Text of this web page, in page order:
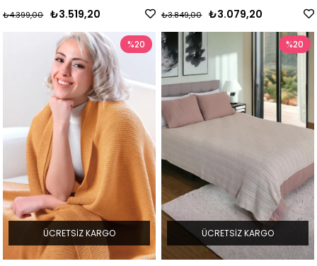
₺3.519,20
₺4.399,00 ₺3.079,20
₺3.849,00
%20
ÜCRETSIZ KARGO
%20
ÜCRETSIZ KARGO